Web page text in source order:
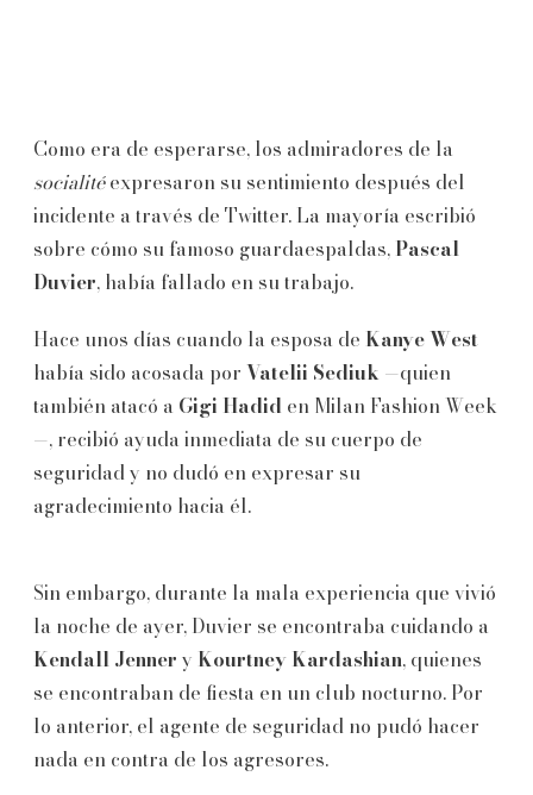
Como era de esperarse, los admiradores de la
socialitéexpresaron su sentimiento después del
incidente a través de Twitter. La mayoría escribió
sobre cómo su famoso guardaespaldas, Pascal
Duvier, había fallado en su trabajo.
Hace unos días cuando la esposa de Kanye West
había sido acosada por Vatelii Sediuk —quien
también atacó a Gigi Hadid en Milan Fashion Week
—, recibió ayuda inmediata de su cuerpo de
seguridad y no dudó en expresar su
agradecimiento hacia él.
Sin embargo, durante la mala experiencia que vivió
la noche de ayer, Duvier se encontraba cuidando a
Kendall Jenner y Kourtney Kardashian, quienes
se encontraban de fiesta en un club nocturno. Por
lo anterior, el agente de seguridad no pudó hacer
nada en contra de los agresores.